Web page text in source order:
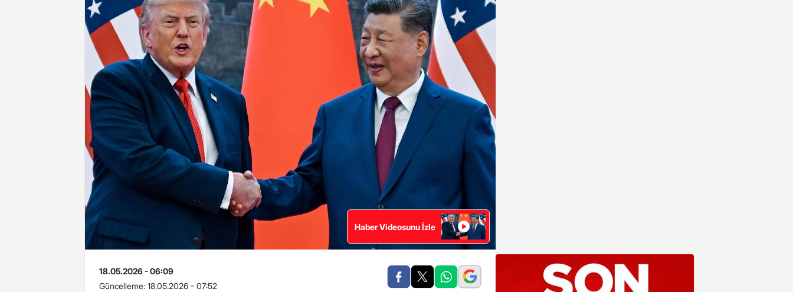
Haber Videosunu İzle
18.05.2026 - 06:09
Güncelleme: 18.05.2026 - 07:52